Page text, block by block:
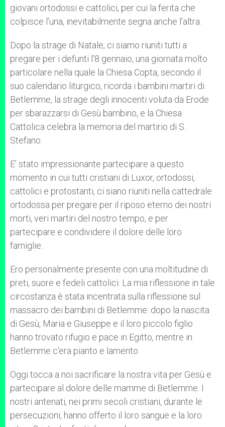
giovani ortodossi e cattolici, per cui la ferita che
colpisce l’una, inevitabilmente segna anche l’altra.
Dopo la strage di Natale, ci siamo riuniti tutti a
pregare per i defunti l’8 gennaio, una giornata molto
particolare nella quale la Chiesa Copta, secondo il
suo calendario liturgico, ricorda i bambini martiri di
Betlemme, la strage degli innocenti voluta da Erode
per sbarazzarsi di Gesù bambino, e la Chiesa
Cattolica celebra la memoria del martirio di S.
Stefano.
E’ stato impressionante partecipare a questo
momento in cui tutti cristiani di Luxor, ortodossi,
cattolici e protostanti, ci siano riuniti nella cattedrale
ortodossa per pregare per il riposo eterno dei nostri
morti, veri martiri del nostro tempo, e per
partecipare e condividere il dolore delle loro
famiglie.
Ero personalmente presente con una moltitudine di
preti, suore e fedeli cattolici. La mia riflessione in tale
circostanza è stata incentrata sulla riflessione sul
massacro dei bambini di Betlemme: dopo la nascita
di Gesù, Maria e Giuseppe e il loro piccolo figlio
hanno trovato rifugio e pace in Egitto, mentre in
Betlemme c’era pianto e lamento.
Oggi tocca a noi sacrificare la nostra vita per Gesù e
partecipare al dolore delle mamme di Betlemme. I
nostri antenati, nei primi secoli cristiani, durante le
persecuzioni, hanno offerto il loro sangue e la loro